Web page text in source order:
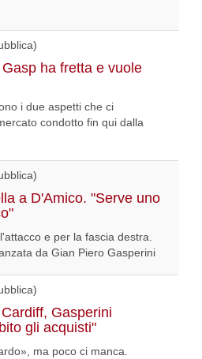
ha fretta e vuole
i due aspetti che ci
condotto fin qui dalla
a D'Amico. "Serve uno
e per la fascia destra.
da Gian Piero Gasperini
Gasperini
gli acquisti"
ma poco ci manca.